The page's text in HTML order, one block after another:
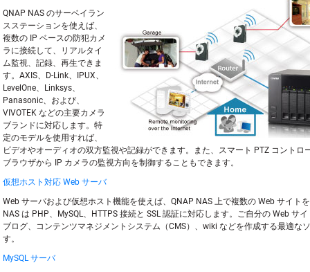
QNAP NAS のサーベイラン
スステーションを使えば、
複数の IP ベースの防犯カメ
ラに接続して、リアルタイ
ム監視、記録、再生できま
す。AXIS、D-Link、IPUX、
LevelOne、Linksys、
Panasonic、および、
VIVOTEK などの主要カメラ
ブランドに対応します。特
定のモデルを使用すれば、
ビデオやオーディオの双方監視や記録ができます。また、スマート PTZ コントロ
ブラウザから IP カメラの監視方向を制御することもできます。
仮想ホスト対応 Web サーバ
Web サーバおよび仮想ホスト機能を使えば、QNAP NAS 上で複数の Web サイト
NAS は PHP、MySQL、HTTPS 接続と SSL 認証に対応します。ご自分の Web サ
ブログ、コンテンツマネジメントシステム（CMS）、wiki などを作成する最適な
す。
MySQL サーバ